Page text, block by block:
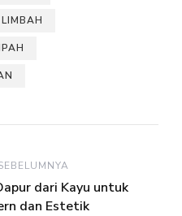
dari Kayu untuk
dan Estetik